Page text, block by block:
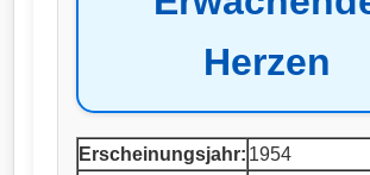
Herzen
Erscheinungsjahr: 1954